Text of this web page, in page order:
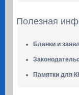
Полезная
Бланки и
Памятки для